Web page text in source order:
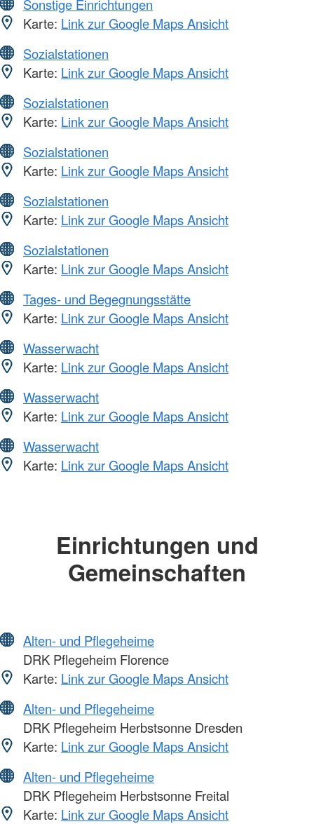
Sonstige Einrichtungen
Karte: Link zur Google Maps Ansicht
Sozialstationen
Karte: Link zur Google Maps Ansicht
Sozialstationen
Karte: Link zur Google Maps Ansicht
Sozialstationen
Karte: Link zur Google Maps Ansicht
Sozialstationen
Karte: Link zur Google Maps Ansicht
Sozialstationen
Karte: Link zur Google Maps Ansicht
Tages- und Begegnungsstätte
Karte: Link zur Google Maps Ansicht
Wasserwacht
Karte: Link zur Google Maps Ansicht
Wasserwacht
Karte: Link zur Google Maps Ansicht
Wasserwacht
Karte: Link zur Google Maps Ansicht
Einrichtungen und
Gemeinschaften
Alten- und Pflegeheime
DRK Pflegeheim Florence
Karte: Link zur Google Maps Ansicht
Alten- und Pflegeheime
DRK Pflegeheim Herbstsonne Dresden
Karte: Link zur Google Maps Ansicht
Alten- und Pflegeheime
DRK Pflegeheim Herbstsonne Freital
Karte: Link zur Google Maps Ansicht